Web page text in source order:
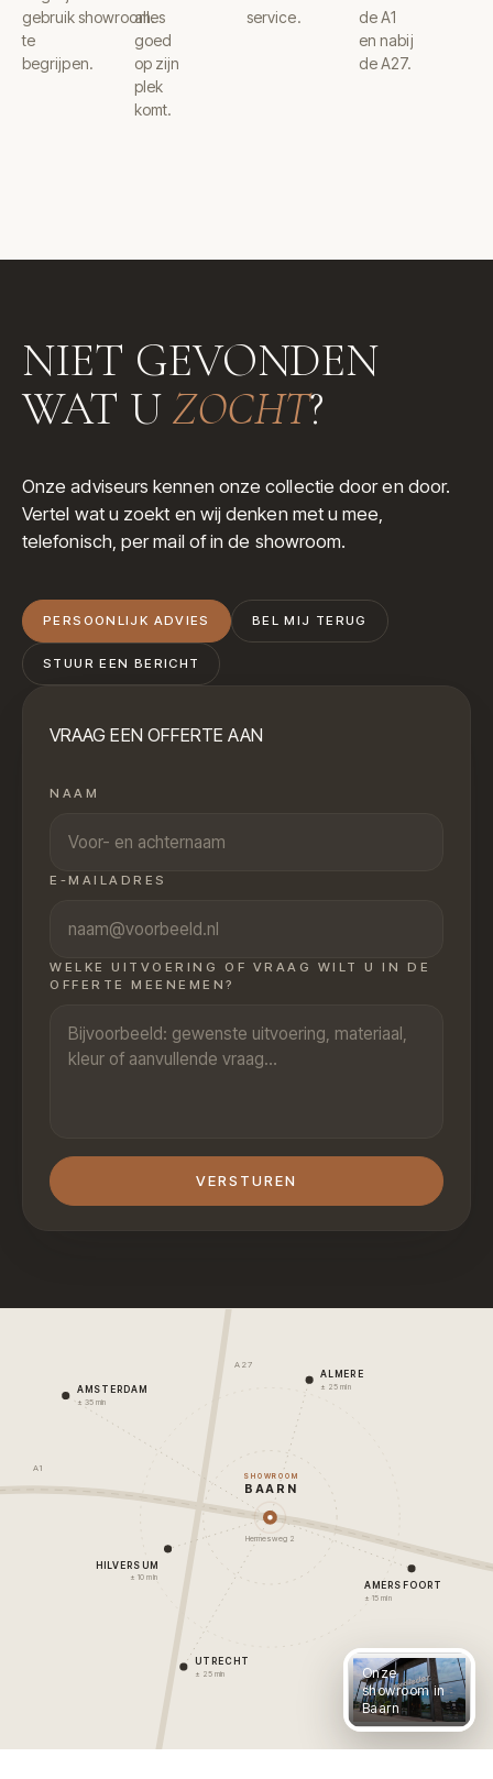
gebruik
te
begrijpen.
showroom.
alles
goed
op zijn
plek
komt.
service.
de A1
en nabij
de A27.
NIET GEVONDEN
WAT UZOCHT?
Onze adviseurs kennen onze collectie door en door.
Vertel wat u zoekt en wij denken met u mee,
telefonisch, per mail of in de showroom.
PERSOONLIJK ADVIES BEL MIJ TERUG
STUUR EEN BERICHT
VRAAG EEN OFFERTE AAN
NAAM
E-MAILADRES
WELKE UITVOERING OF VRAAG WILT U IN DE
OFFERTE MEENEMEN?
VERSTUREN
A1
A27
AMSTERDAM
± 35 min
ALMERE
± 25 min
AMERSFOORT
± 15 min
HILVERSUM
± 10 min
UTRECHT
± 25 min
SHOWROOM
BAARN
Hermesweg 2
Onze
showroom in
Baarn